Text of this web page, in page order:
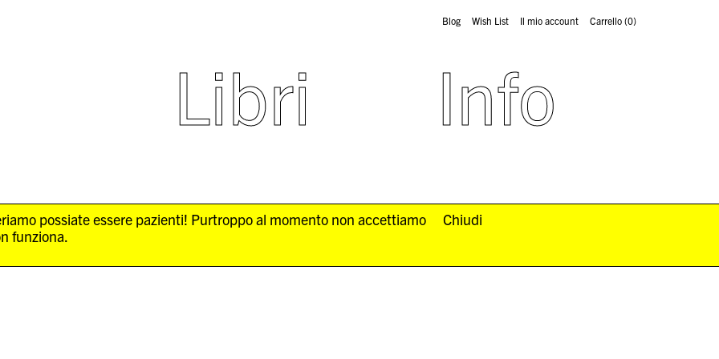
Libri Info
Blog Wish List Il mio account Carrello(0)
possiate essere pazienti! Purtroppo al momento non accettiamo
funziona.
Chiudi